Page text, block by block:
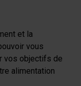
et la
vous
vos objectifs de
alimentation